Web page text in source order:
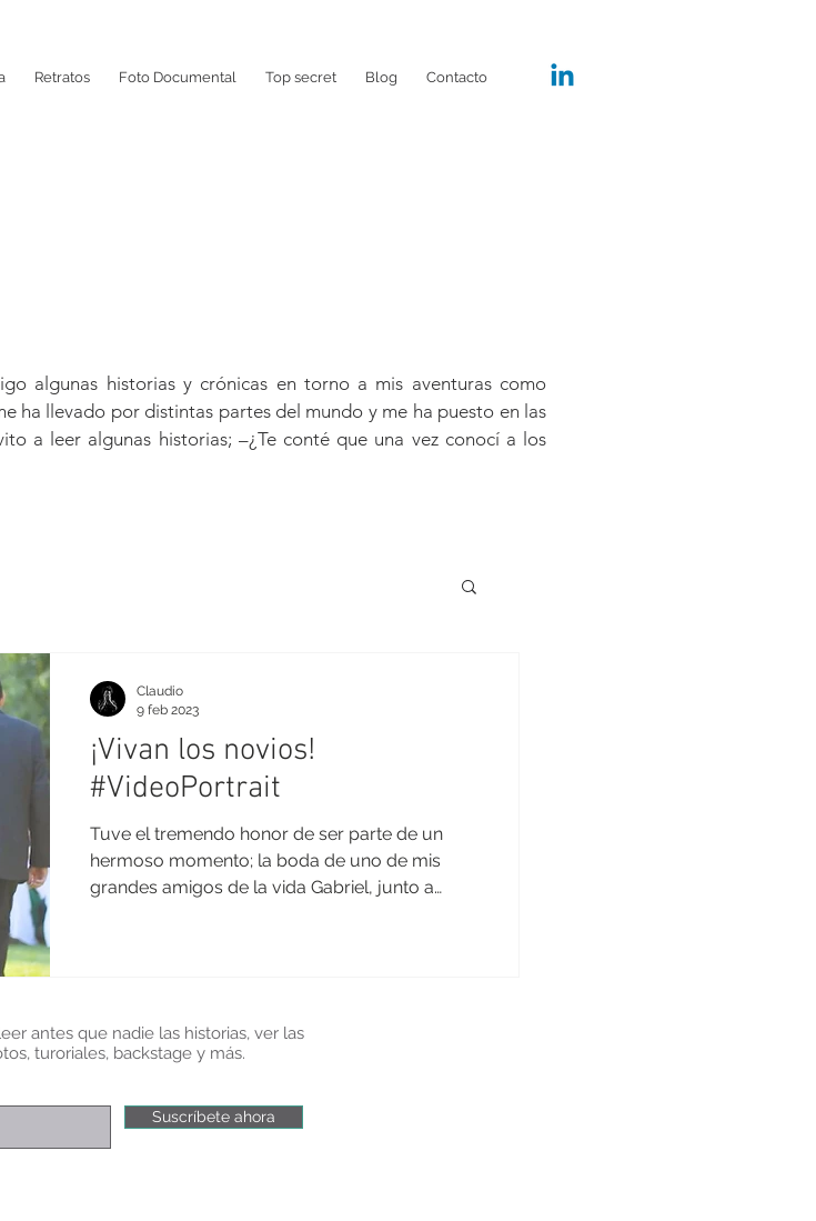
Retratos Foto Documental Top secret Blog Contacto
algunas historias y crónicas en torno a mis aventuras como
ha llevado por distintas partes del mundo y me ha puesto en las
a leer algunas historias; –¿Te conté que una vez conocí a los
¡Vivan los novios!
#VideoPortrait
Tuve el tremendo honor de ser parte de un
hermoso momento; la boda de uno de mis
grandes amigos de la vida Gabriel, junto a
Claudio
9 feb 2023
antes que nadie las historias, ver las
turoriales, backstage y más.
Suscríbete ahora